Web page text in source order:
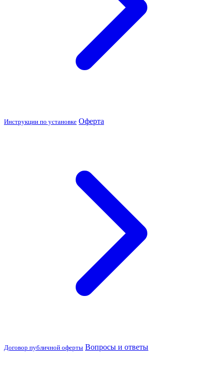
Инструкции по установке Оферта
Договор публичной оферты Вопросы и ответы